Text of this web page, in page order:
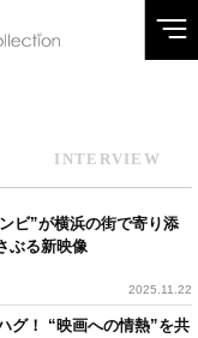
INTERVIEW
ビ”が横浜の街で寄り添
ぶる新映像
2025.11.22
グ！ “映画への情熱”を共